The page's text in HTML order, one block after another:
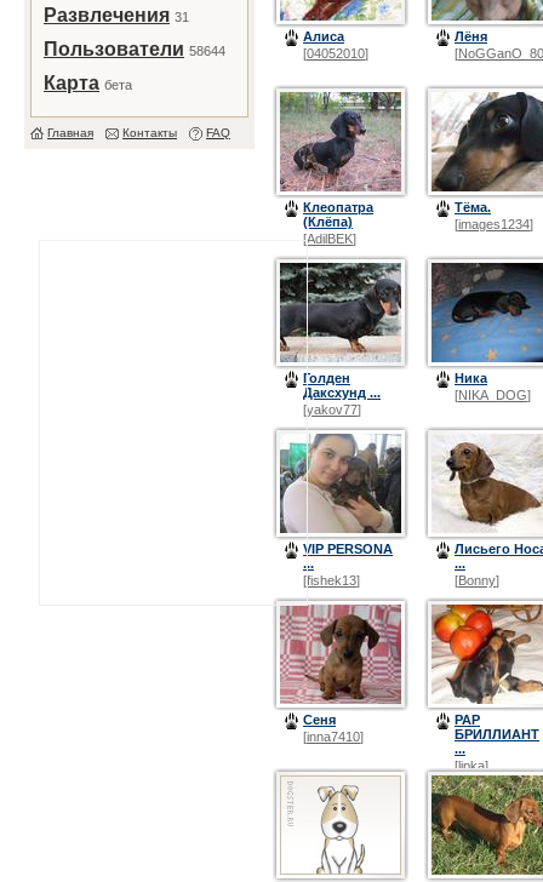
Развлечения 31
Пользователи 58644
Карта бета
Главная Контакты FAQ
Алиса
[04052010]
Лёня
[NoGGanO_80
Клеопатра
(Клёпа)
[AdilBEK]
Тёма.
[images1234]
Голден
Даксхунд ...
[yakov77]
Ника
[NIKA_DOG]
VIP PERSONA
...
[fishek13]
Лисьего
...
[Bonny]
Сеня
[inna7410]
РАР
БРИЛЛИАНТ
...
[lipka]